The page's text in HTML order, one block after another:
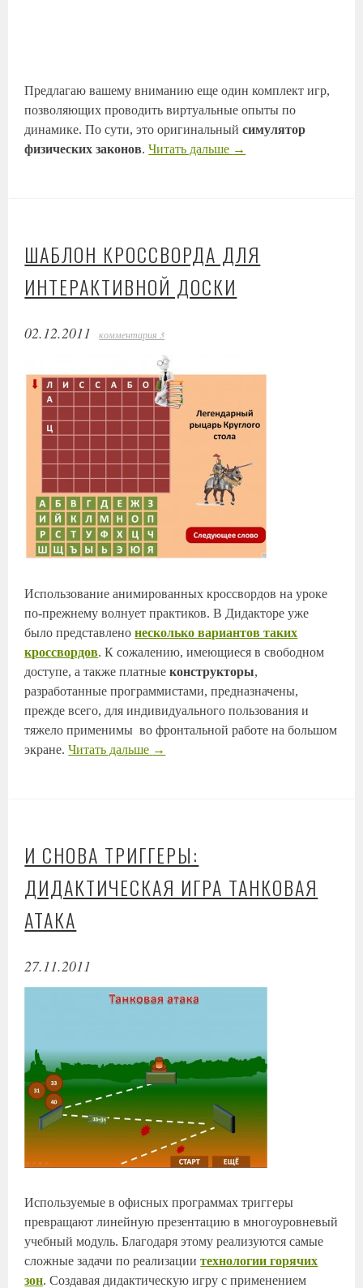
Предлагаю вашему вниманию еще один комплект игр,
позволяющих проводить виртуальные опыты по
динамике. По сути, это оригинальныйсимулятор
физических законов.Читать дальше →
ШАБЛОН КРОССВОРДА ДЛЯ
ИНТЕРАКТИВНОЙ ДОСКИ
02.12.2011 комментария 3
Использование анимированных кроссвордов на уроке
по-прежнему волнует практиков. В Дидакторе уже
было представленонесколько вариантов таких
кроссвордов. К сожалению, имеющиеся в свободном
доступе, а также платныеконструкторы,
разработанные программистами, предназначены,
прежде всего, для индивидуального пользования и
тяжело применимы во фронтальной работе на большом
экране.Читать дальше →
И СНОВА ТРИГГЕРЫ:
ДИДАКТИЧЕСКАЯ ИГРА ТАНКОВАЯ
АТАКА
27.11.2011
Используемые в офисных программах триггеры
превращают линейную презентацию в многоуровневый
учебный модуль. Благодаря этому реализуются самые
сложные задачи по реализациитехнологии горячих
зон. Создавая дидактическую игру с применением